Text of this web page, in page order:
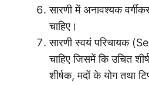
सारणी में अनावश्यक
चाहिए।
सारणी स्वयं परिचायक
चाहिए जिसमें कि उचित
शीर्षक, मदों के योग तथा